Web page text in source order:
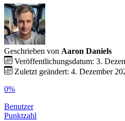
Geschrieben von Aaron Daniels
Veröffentlichungsdatum: 3.
Zuletzt geändert: 4. Dezember
0%
Benutzer
Punktzahl